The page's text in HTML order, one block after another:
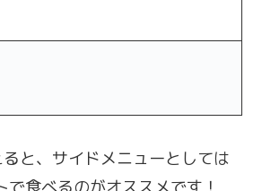
と、サイドメニューとしては